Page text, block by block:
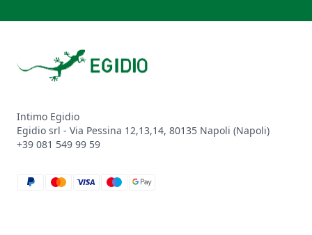
Intimo Egidio
Egidio srl - Via Pessina 12,13,14, 80135 Napoli (Napoli)
+39 081 549 99 59
paypal
mastercard
visa
maestro
google_pay